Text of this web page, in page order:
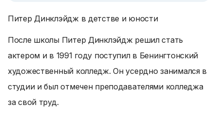
Питер Динклэйдж в детстве и юности
После школы Питер Динклэйдж решил стать
актером и в 1991 году поступил в Бенингтонский
художественный колледж. Он усердно занимался в
студии и был отмечен преподавателями колледжа
за свой труд.